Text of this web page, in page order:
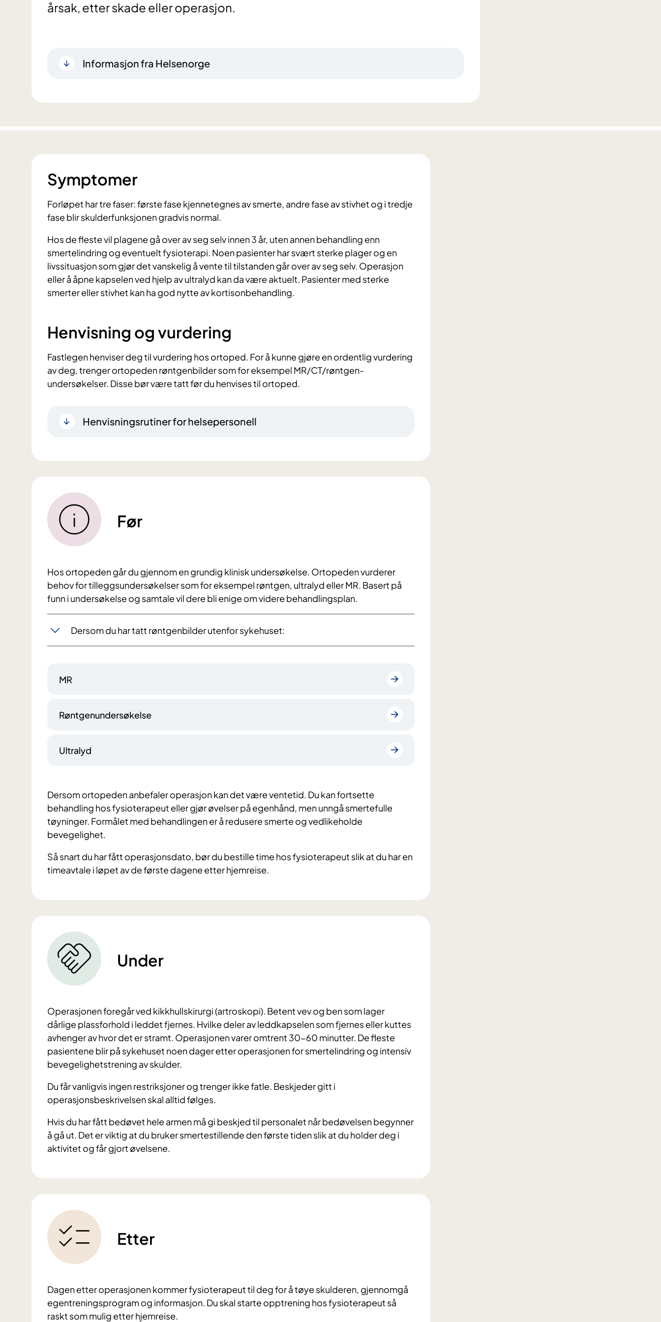
årsak, etter skade eller operasjon.
Informasjon fra Helsenorge
Symptomer
Forløpet har tre faser: første fase kjennetegnes av smerte, andre fase av stivhet og i tredje
fase blir skulderfunksjonen gradvis normal.
Hos de fleste vil plagene gå over av seg selv innen 3 år, uten annen behandling enn
smertelindring og eventuelt fysioterapi. Noen pasienter har svært sterke plager og en
livssituasjon som gjør det vanskelig å vente til tilstanden går over av seg selv. Operasjon
eller å åpne kapselen ved hjelp av ultralyd kan da være aktuelt. Pasienter med sterke
smerter eller stivhet kan ha god nytte av kortisonbehandling.
Henvisning og vurdering
Fastlegen henviser deg til vurdering hos ortoped. For å kunne gjøre en ordentlig vurdering
av deg, trenger ortopeden røntgenbilder som for eksempel MR/CT/røntgen-
undersøkelser. Disse bør være tatt før du henvises til ortoped.
Henvisningsrutiner for helsepersonell
Før
Hos ortopeden går du gjennom en grundig klinisk undersøkelse. Ortopeden vurderer
behov for tilleggsundersøkelser som for eksempel røntgen, ultralyd eller MR. Basert på
funn i undersøkelse og samtale vil dere bli enige om videre behandlingsplan.
Dersom du har tatt røntgenbilder utenfor sykehuset:
MR
Røntgenundersøkelse
Ultralyd
Dersom ortopeden anbefaler operasjon kan det være ventetid. Du kan fortsette
behandling hos fysioterapeut eller gjør øvelser på egenhånd, men unngå smertefulle
tøyninger. Formålet med behandlingen er å redusere smerte og vedlikeholde
bevegelighet.
Så snart du har fått operasjonsdato, bør du bestille time hos fysioterapeut slik at du har en
timeavtale i løpet av de første dagene etter hjemreise.
Under
Operasjonen foregår ved kikkhullskirurgi (artroskopi). Betent vev og ben som lager
dårlige plassforhold i leddet fjernes. Hvilke deler av leddkapselen som fjernes eller kuttes
avhenger av hvor det er stramt. Operasjonen varer omtrent 30-60 minutter. De fleste
pasientene blir på sykehuset noen dager etter operasjonen for smertelindring og intensiv
bevegelighetstrening av skulder.
Du får vanligvis ingen restriksjoner og trenger ikke fatle. Beskjeder gitt i
operasjonsbeskrivelsen skal alltid følges.
Hvis du har fått bedøvet hele armen må gi beskjed til personalet når bedøvelsen begynner
å gå ut. Det er viktig at du bruker smertestillende den første tiden slik at du holder deg i
aktivitet og får gjort øvelsene.
Etter
Dagen etter operasjonen kommer fysioterapeut til deg for å tøye skulderen, gjennomgå
egentreningsprogram og informasjon. Du skal starte opptrening hos fysioterapeut så
raskt som mulig etter hjemreise.